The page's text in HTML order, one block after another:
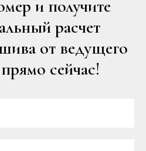
и получите
расчет
от ведущего
сейчас!